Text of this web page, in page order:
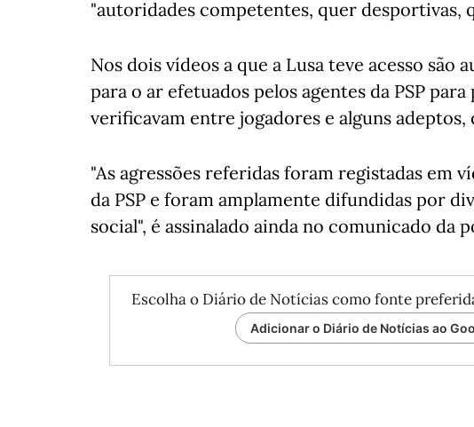
"autoridades competentes, quer desportivas,
Nos dois vídeos a que a Lusa teve acesso são
para o ar efetuados pelos agentes da PSP
verificavam entre jogadores e alguns
"As agressões referidas foram registadas em
da PSP e foram amplamente difundidas por
social", é assinalado ainda no comunicado da
Escolha o Diário de Notícias como fonte
Adicionar o Diário de Notícias ao